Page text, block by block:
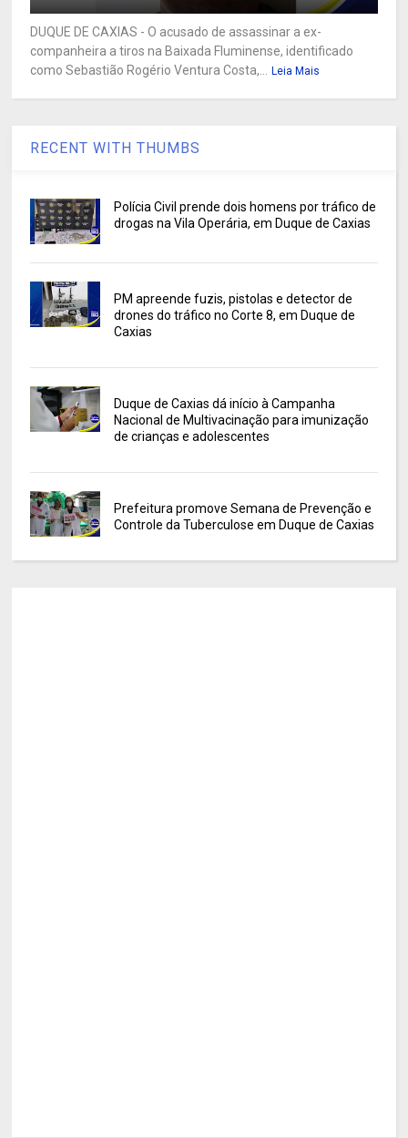
DUQUE DE CAXIAS - O acusado de assassinar a ex-
companheira a tiros na Baixada Fluminense, identificado
como Sebastião Rogério Ventura Costa,...
Leia Mais
RECENT WITH THUMBS
Polícia Civil prende dois homens por tráfico de
drogas na Vila Operária, em Duque de Caxias
PM apreende fuzis, pistolas e detector de
drones do tráfico no Corte 8, em Duque de
Caxias
Duque de Caxias dá início à Campanha
Nacional de Multivacinação para imunização
de crianças e adolescentes
Prefeitura promove Semana de Prevenção e
Controle da Tuberculose em Duque de Caxias